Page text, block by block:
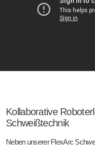
Kollaborative
Schweißtechnik
Neben unserer FlexArc